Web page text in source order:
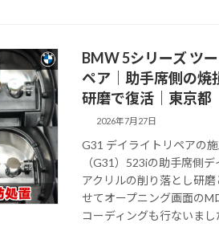
BMW 5シリーズ ツ
ペア｜助手席側の焼
研磨で復活｜東京都
2026年7月27日
G31 デイライトリペアの
（G31）523iの助手席側
アクリルの削り落とし研
せてオープニング画面の
コーディングも行ないまし